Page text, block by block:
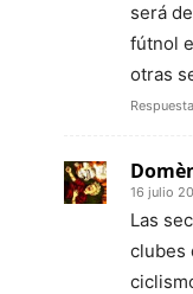
será
fútnol
otras
Respuesta
16 julio
Las
clubes